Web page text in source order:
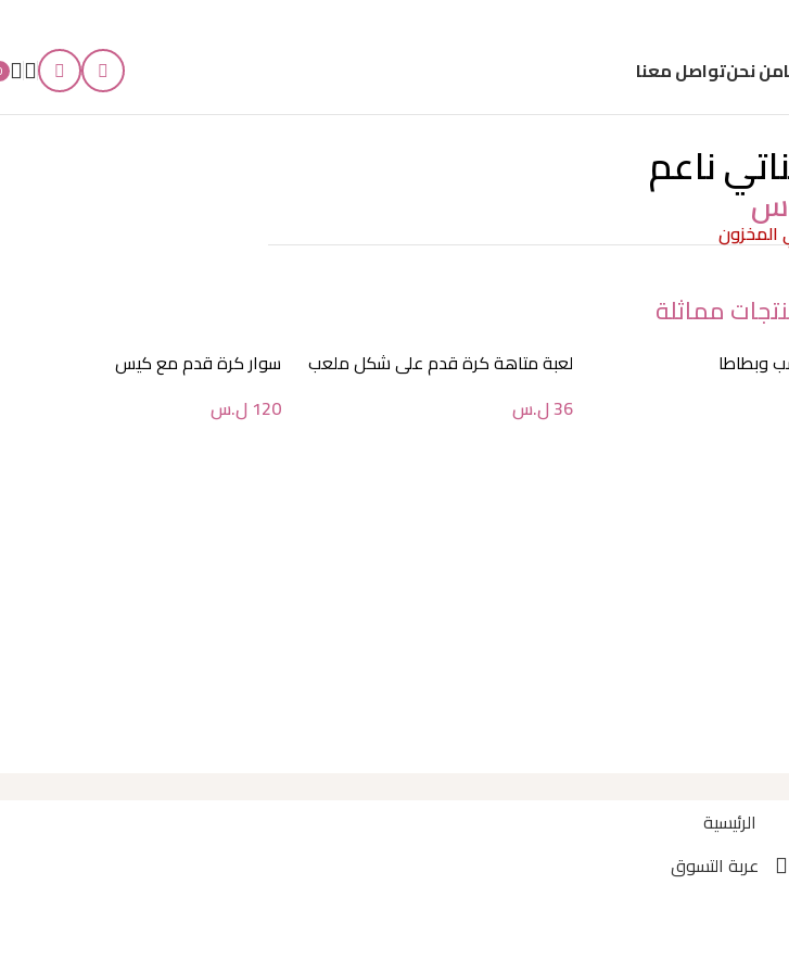
من نحنتواصل معنا
ناعم
المخزون
مماثلة
وبطاطا
لعبة متاهة كرة قدم على شكل ملعب
36ل.س
سوار كرة قدم مع كيس
120 ل.س
الرئيسية
عربة التسوق